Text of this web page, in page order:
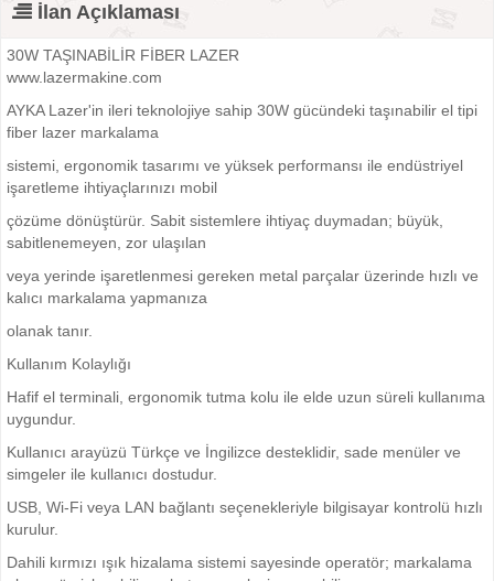
İlan Açıklaması
30W TAŞINABİLİR FİBER LAZER
www.lazermakine.com
AYKA Lazer'in ileri teknolojiye sahip 30W gücündeki taşınabilir el tipi
fiber lazer markalama
sistemi, ergonomik tasarımı ve yüksek performansı ile endüstriyel
işaretleme ihtiyaçlarınızı mobil
çözüme dönüştürür. Sabit sistemlere ihtiyaç duymadan; büyük,
sabitlenemeyen, zor ulaşılan
veya yerinde işaretlenmesi gereken metal parçalar üzerinde hızlı ve
kalıcı markalama yapmanıza
olanak tanır.
Kullanım Kolaylığı
Hafif el terminali, ergonomik tutma kolu ile elde uzun süreli kullanıma
uygundur.
Kullanıcı arayüzü Türkçe ve İngilizce desteklidir, sade menüler ve
simgeler ile kullanıcı dostudur.
USB, Wi-Fi veya LAN bağlantı seçenekleriyle bilgisayar kontrolü hızlı
kurulur.
Dahili kırmızı ışık hizalama sistemi sayesinde operatör; markalama